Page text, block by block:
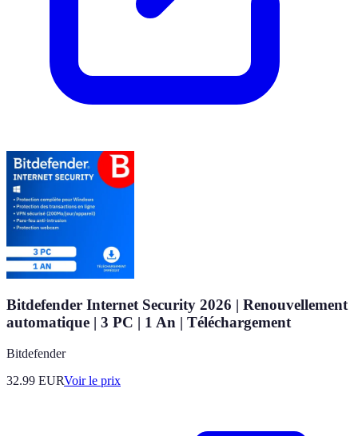
Bitdefender Internet Security 2026 | Renouvellement
automatique | 3 PC | 1 An | Téléchargement
Bitdefender
32.99 EURVoir le prix